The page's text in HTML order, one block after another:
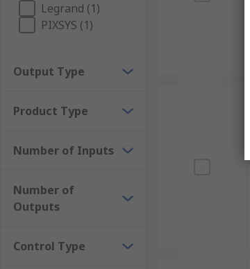
Legrand (1)
PIXSYS (1)
Output Type
Product Type
Number of Inputs
Number of
Outputs
Control Type